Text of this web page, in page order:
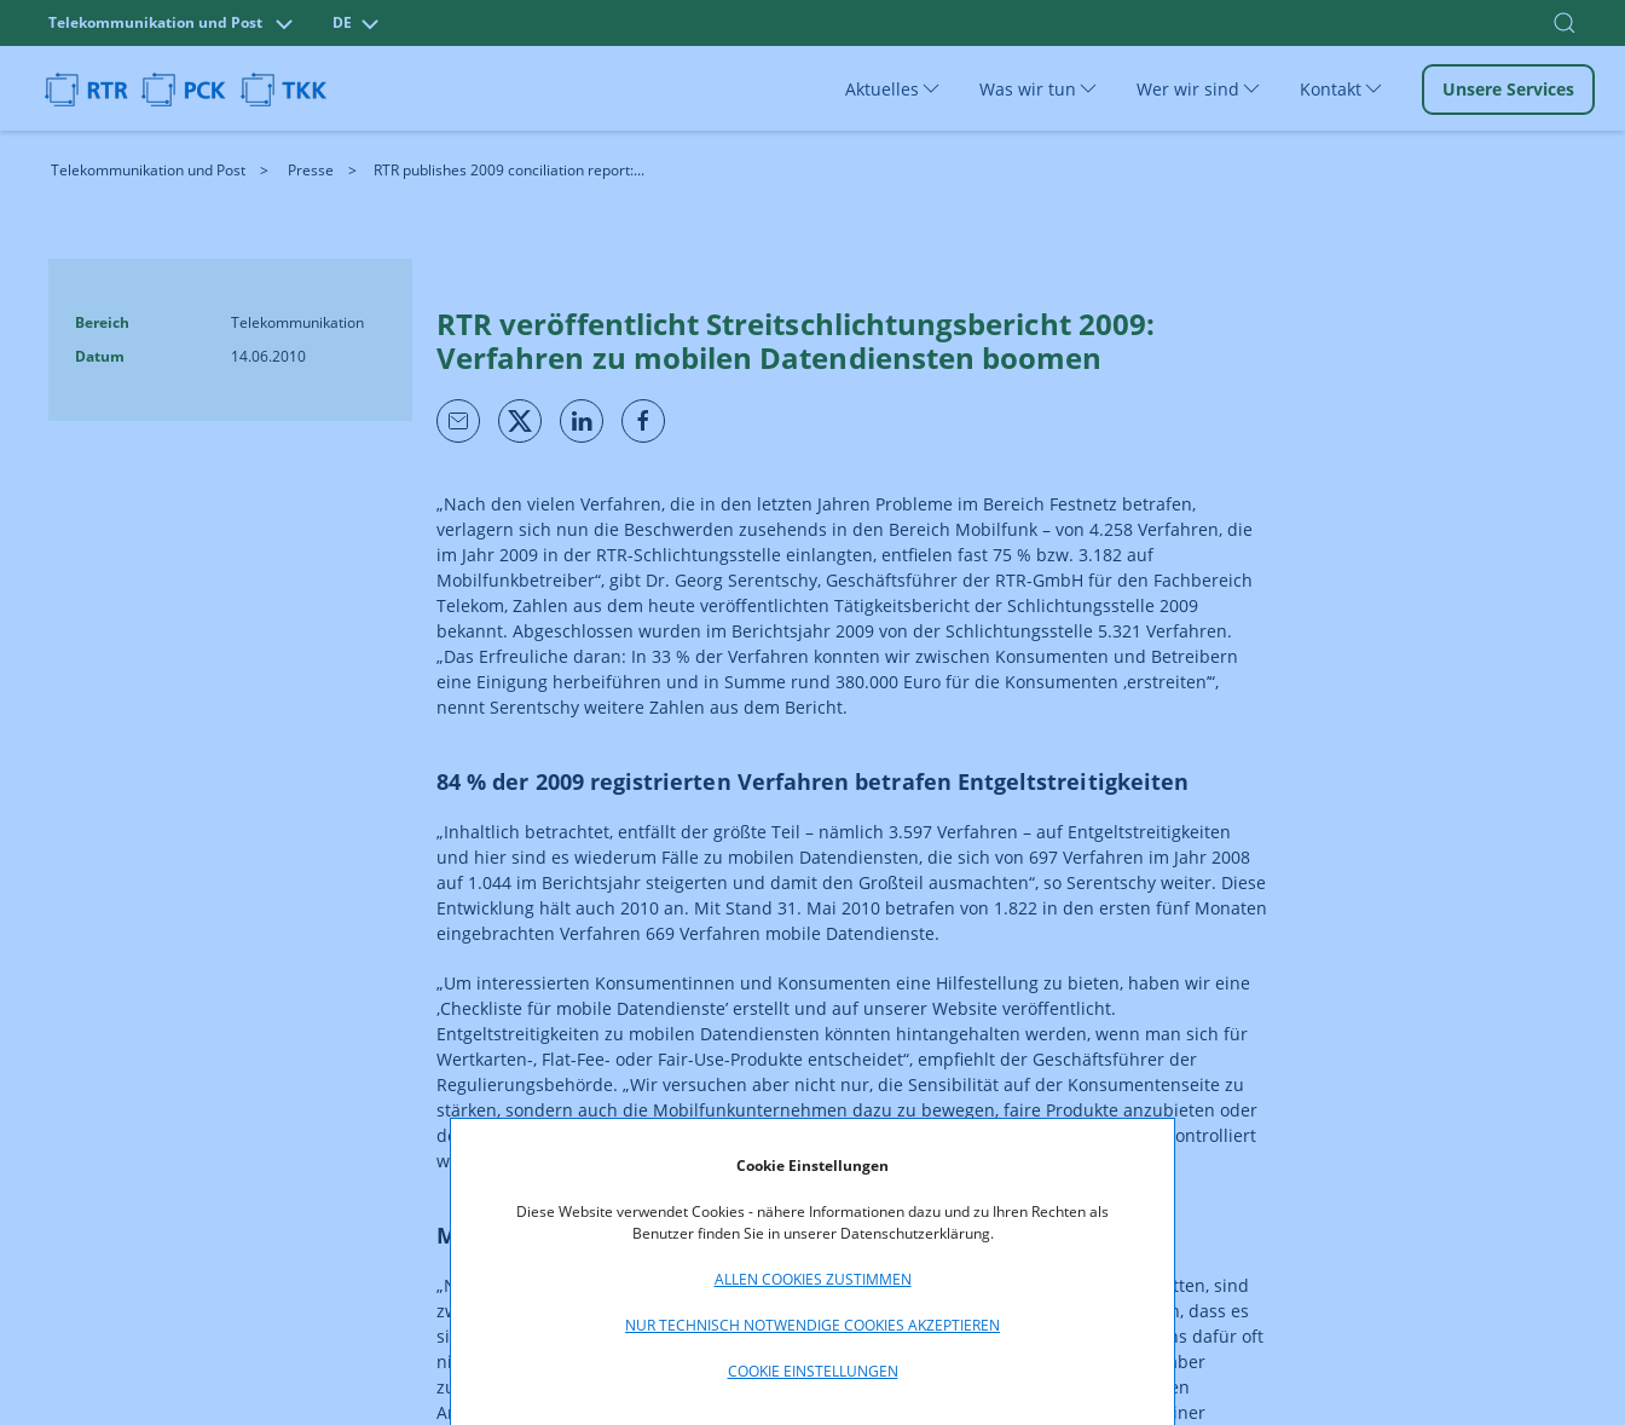
Cookie Einstellungen
Diese Website verwendet Cookies - nähere Informationen dazu und zu Ihren Rechten als
Benutzer finden Sie in unserer Datenschutzerklärung.
ALLEN COOKIES ZUSTIMMEN
NUR TECHNISCH NOTWENDIGE COOKIES AKZEPTIEREN
COOKIE EINSTELLUNGEN
Telekommunikation und Post DE
Aktuelles Was wir tun Wer wir sind Kontakt Unsere Services
Telekommunikation und Post Presse RTR publishes 2009 conciliation report:...
Bereich
Telekommunikation
Datum
14.06.2010
RTR veröffentlicht Streitschlichtungsbericht 2009:
Verfahren zu mobilen Datendiensten boomen
„Nach den vielen Verfahren, die in den letzten Jahren Probleme im Bereich Festnetz betrafen,
verlagern sich nun die Beschwerden zusehends in den Bereich Mobilfunk – von 4.258 Verfahren, die
im Jahr 2009 in der RTR-Schlichtungsstelle einlangten, entfielen fast 75 % bzw. 3.182 auf
Mobilfunkbetreiber“, gibt Dr. Georg Serentschy, Geschäftsführer der RTR-GmbH für den Fachbereich
Telekom, Zahlen aus dem heute veröffentlichten Tätigkeitsbericht der Schlichtungsstelle 2009
bekannt. Abgeschlossen wurden im Berichtsjahr 2009 von der Schlichtungsstelle 5.321 Verfahren.
„Das Erfreuliche daran: In 33 % der Verfahren konnten wir zwischen Konsumenten und Betreibern
eine Einigung herbeiführen und in Summe rund 380.000 Euro für die Konsumenten ‚erstreiten’“,
nennt Serentschy weitere Zahlen aus dem Bericht.
84 % der 2009 registrierten Verfahren betrafen Entgeltstreitigkeiten
„Inhaltlich betrachtet, entfällt der größte Teil – nämlich 3.597 Verfahren – auf Entgeltstreitigkeiten
und hier sind es wiederum Fälle zu mobilen Datendiensten, die sich von 697 Verfahren im Jahr 2008
auf 1.044 im Berichtsjahr steigerten und damit den Großteil ausmachten“, so Serentschy weiter. Diese
Entwicklung hält auch 2010 an. Mit Stand 31. Mai 2010 betrafen von 1.822 in den ersten fünf Monaten
eingebrachten Verfahren 669 Verfahren mobile Datendienste.
„Um interessierten Konsumentinnen und Konsumenten eine Hilfestellung zu bieten, haben wir eine
‚Checkliste für mobile Datendienste’ erstellt und auf unserer Website veröffentlicht.
Entgeltstreitigkeiten zu mobilen Datendiensten könnten hintangehalten werden, wenn man sich für
Wertkarten-, Flat-Fee- oder Fair-Use-Produkte entscheidet“, empfiehlt der Geschäftsführer der
Regulierungsbehörde. „Wir versuchen aber nicht nur, die Sensibilität auf der Konsumentenseite zu
stärken, sondern auch die Mobilfunkunternehmen dazu zu bewegen, faire Produkte anzubieten oder
den Kunden zumindest Instrumente zur Verfügung zu stellen, damit der Datenverbrauch kontrolliert
werden kann."
Mehrwert-SMS nach wie vor unter Beobachtung
„Nach wie vor ein Thema sind Mehrwert-SMS. Verfahren, die Mehrwert-SMS zum Inhalt hatten, sind
zwar von 168 im Jahr 2008 auf 132 im Jahr 2009 zurückgegangen. Ein Grund dafür mag sein, dass es
sich zumeist nur um kleine Beträge handelt und man die Mühe eines Rechnungseinspruchs dafür oft
nicht in Kauf nimmt“, führt Serentschy aus. „Diesbezügliche telefonische Anfragen haben aber
zugenommen und machten im Berichtsjahr ca. 10 % aller bei uns registrierten telefonischen
Anfragen aus. Wir werden die Entwicklungen genau beobachten und gegebenenfalls mit einer